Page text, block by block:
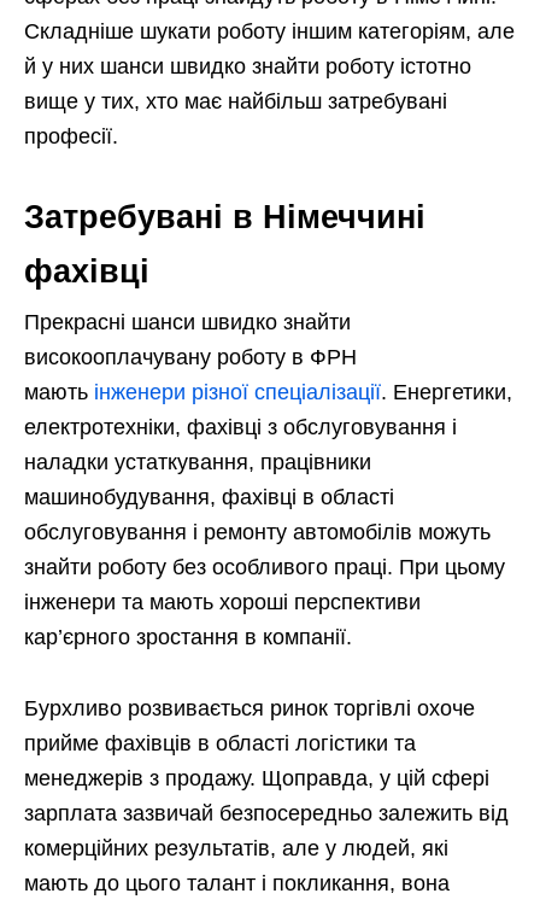
Складніше шукати роботу іншим категоріям, але
й у них шанси швидко знайти роботу істотно
вище у тих, хто має найбільш затребувані
професії.
Затребувані в Німеччині
фахівці
Прекрасні шанси швидко знайти
високооплачувану роботу в ФРН
мають інженери різної спеціалізації. Енергетики,
електротехніки, фахівці з обслуговування і
наладки устаткування, працівники
машинобудування, фахівці в області
обслуговування і ремонту автомобілів можуть
знайти роботу без особливого праці. При цьому
інженери та мають хороші перспективи
кар’єрного зростання в компанії.
Бурхливо розвивається ринок торгівлі охоче
прийме фахівців в області логістики та
менеджерів з продажу. Щоправда, у цій сфері
зарплата зазвичай безпосередньо залежить від
комерційних результатів, але у людей, які
мають до цього талант і покликання, вона